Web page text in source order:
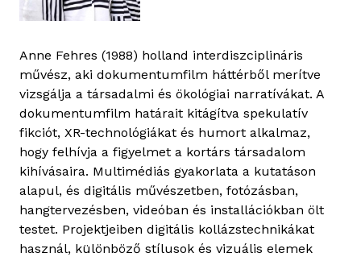
Anne Fehres (1988) holland interdiszciplináris
művész, aki dokumentumfilm háttérből merítve
vizsgálja a társadalmi és ökológiai narratívákat. A
dokumentumfilm határait kitágítva spekulatív
fikciót, XR-technológiákat és humort alkalmaz,
hogy felhívja a figyelmet a kortárs társadalom
kihívásaira. Multimédiás gyakorlata a kutatáson
alapul, és digitális művészetben, fotózásban,
hangtervezésben, videóban és installációkban ölt
testet. Projektjeiben digitális kollázstechnikákat
használ, különböző stílusok és vizuális elemek